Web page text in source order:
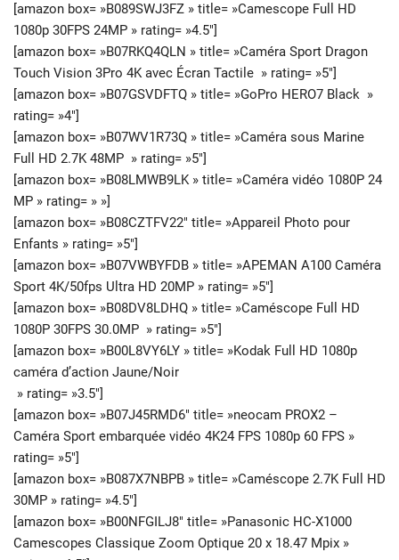
[amazon box= »B089SWJ3FZ » title= »Camescope Full HD
1080p 30FPS 24MP » rating= »4.5″]
[amazon box= »B07RKQ4QLN » title= »Caméra Sport Dragon
Touch Vision 3Pro 4K avec Écran Tactile » rating= »5″]
[amazon box= »B07GSVDFTQ » title= »GoPro HERO7 Black »
rating= »4″]
[amazon box= »B07WV1R73Q » title= »Caméra sous Marine
Full HD 2.7K 48MP » rating= »5″]
[amazon box= »B08LMWB9LK » title= »Caméra vidéo 1080P 24
MP » rating= » »]
[amazon box= »B08CZTFV22″ title= »Appareil Photo pour
Enfants » rating= »5″]
[amazon box= »B07VWBYFDB » title= »APEMAN A100 Caméra
Sport 4K/50fps Ultra HD 20MP » rating= »5″]
[amazon box= »B08DV8LDHQ » title= »Caméscope Full HD
1080P 30FPS 30.0MP » rating= »5″]
[amazon box= »B00L8VY6LY » title= »Kodak Full HD 1080p
caméra d’action Jaune/Noir
» rating= »3.5″]
[amazon box= »B07J45RMD6″ title= »neocam PROX2 –
Caméra Sport embarquée vidéo 4K24 FPS 1080p 60 FPS »
rating= »5″]
[amazon box= »B087X7NBPB » title= »Caméscope 2.7K Full HD
30MP » rating= »4.5″]
[amazon box= »B00NFGILJ8″ title= »Panasonic HC-X1000
Camescopes Classique Zoom Optique 20 x 18.47 Mpix »